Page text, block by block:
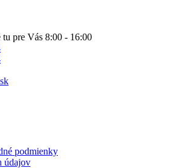
tu pre Vás 8:00 - 16:00
podmienky
údajov